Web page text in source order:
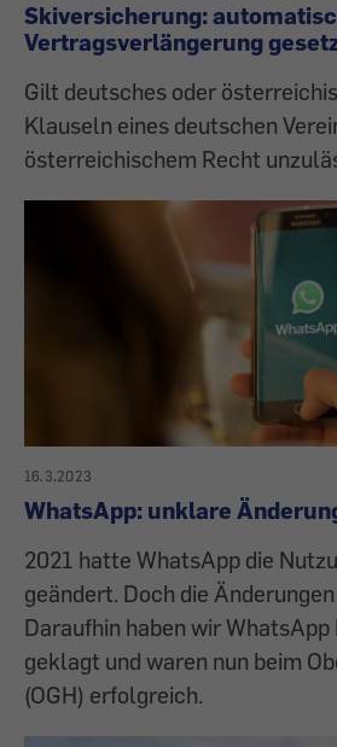
Skiversicherung:
Vertragsverlängerung
Gilt deutsches oder
Klauseln eines deutschen
österreichischem Recht
16.3.2023
WhatsApp: unklare
2021 hatte WhatsApp die
geändert. Doch die
Daraufhin haben wir
geklagt und waren nun beim
(OGH) erfolgreich.